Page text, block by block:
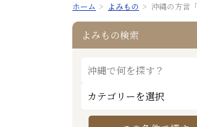
ホーム よみもの 沖縄の方言
よみもの検索